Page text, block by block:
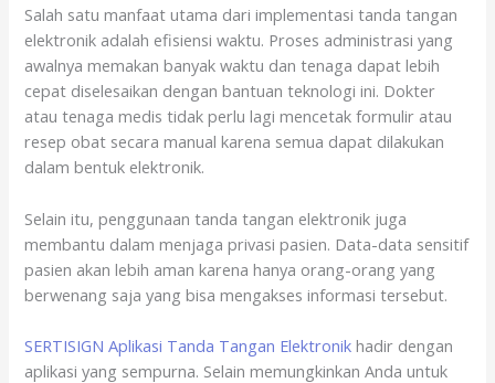
Salah satu manfaat utama dari implementasi tanda tangan
elektronik adalah efisiensi waktu. Proses administrasi yang
awalnya memakan banyak waktu dan tenaga dapat lebih
cepat diselesaikan dengan bantuan teknologi ini. Dokter
atau tenaga medis tidak perlu lagi mencetak formulir atau
resep obat secara manual karena semua dapat dilakukan
dalam bentuk elektronik.
Selain itu, penggunaan tanda tangan elektronik juga
membantu dalam menjaga privasi pasien. Data-data sensitif
pasien akan lebih aman karena hanya orang-orang yang
berwenang saja yang bisa mengakses informasi tersebut.
SERTISIGN Aplikasi Tanda Tangan Elektronik hadir dengan
aplikasi yang sempurna. Selain memungkinkan Anda untuk